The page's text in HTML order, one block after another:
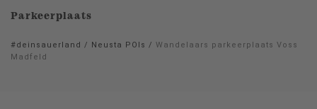
Parkeerplaats
#deinsauerland / Neusta POIs / Wandelaars parkeerplaats Voss
Madfeld